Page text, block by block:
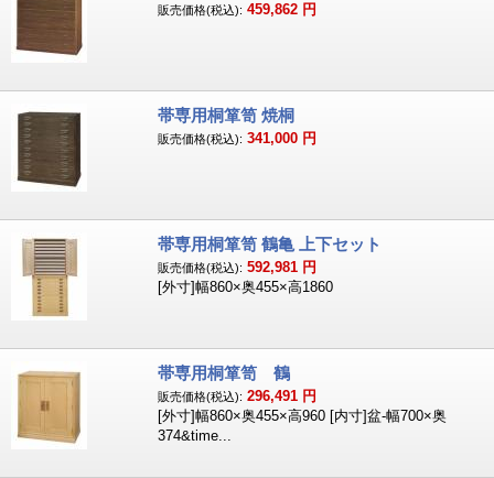
販売価格(税込): 459,862 円
帯専用桐箪笥 焼桐
販売価格(税込): 341,000 円
帯専用桐箪笥 鶴亀 上下セット
販売価格(税込): 592,981 円
[外寸]幅860×奥455×高1860
帯専用桐箪笥 鶴
販売価格(税込): 296,491 円
[外寸]幅860×奥455×高960 [内寸]盆-幅700×奥
374&time...